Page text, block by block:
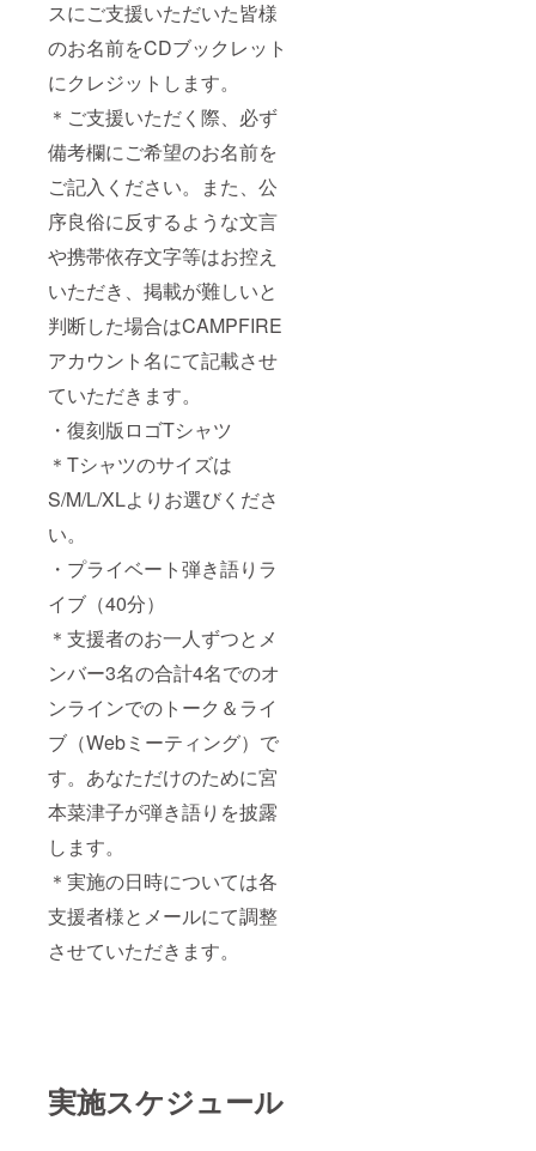
スにご支援いただいた皆様
のお名前をCDブックレット
にクレジットします。
＊ご支援いただく際、必ず
備考欄にご希望のお名前を
ご記入ください。また、公
序良俗に反するような文言
や携帯依存文字等はお控え
いただき、掲載が難しいと
判断した場合はCAMPFIRE
アカウント名にて記載させ
ていただきます。
・復刻版ロゴTシャツ
＊Tシャツのサイズは
S/M/L/XLよりお選びくださ
い。
・プライベート弾き語りラ
イブ（40分）
＊支援者のお一人ずつとメ
ンバー3名の合計4名でのオ
ンラインでのトーク＆ライ
ブ（Webミーティング）で
す。あなただけのために宮
本菜津子が弾き語りを披露
します。
＊実施の日時については各
支援者様とメールにて調整
させていただきます。
実施スケジュール